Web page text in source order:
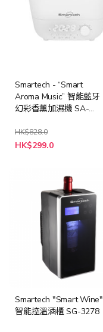
Smartech - “Smart
Aroma Music” 智能藍牙
幻彩香薰加濕機 SA-
HK$828.0
特
殊
HK$299.0
Smartech "Smart Wine"
智能控溫酒櫃 SG-3278